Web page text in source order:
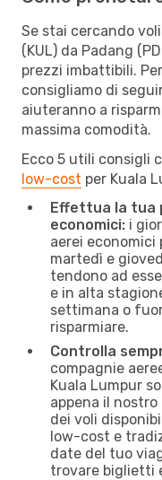
Se stai cercando
(KUL) da Padang
prezzi imbattibili.
consigliamo di
aiuteranno a
massima comodità.
Ecco 5 utili consigli
low-cost per Kuala
Effettua la tua
economici: i
aerei economici
martedì e
tendono ad
e in alta
settimana o
risparmiare.
Controlla
compagnie
Kuala Lumpur
appena il
dei voli
low-cost e
date del tuo
trovare biglietti